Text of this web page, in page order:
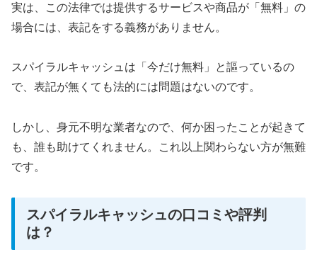
実は、この法律では提供するサービスや商品が「無料」の
場合には、表記をする義務がありません。
スパイラルキャッシュは「今だけ無料」と謳っているの
で、表記が無くても法的には問題はないのです。
しかし、身元不明な業者なので、何か困ったことが起きて
も、誰も助けてくれません。これ以上関わらない方が無難
です。
スパイラルキャッシュの口コミや評判
は？